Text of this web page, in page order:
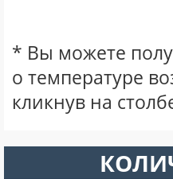
* Вы можете
о температуре
кликнув на